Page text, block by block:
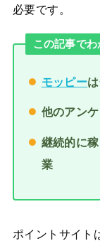
必要です。
この記事でわ
モッピー
他のアン
継続的に
業
ポイントサイト